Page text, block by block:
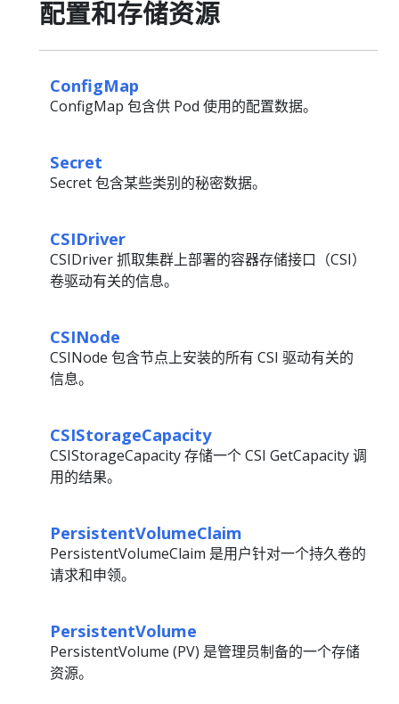
配置和存储资源
ConfigMap
ConfigMap 包含供 Pod 使用的配置数据。
Secret
Secret 包含某些类别的秘密数据。
CSIDriver
CSIDriver 抓取集群上部署的容器存储接口（CSI）
卷驱动有关的信息。
CSINode
CSINode 包含节点上安装的所有 CSI 驱动有关的
信息。
CSIStorageCapacity
CSIStorageCapacity 存储一个 CSI GetCapacity 调
用的结果。
PersistentVolumeClaim
PersistentVolumeClaim 是用户针对一个持久卷的
请求和申领。
PersistentVolume
PersistentVolume (PV) 是管理员制备的一个存储
资源。